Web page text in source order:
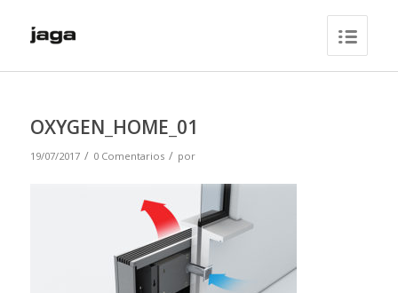
OXYGEN_HOME_01
19/07/2017 / 0 Comentarios / por